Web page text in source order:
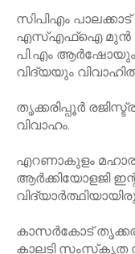
സിപിഎം പാലക്കാട്
എസ്എഫ്‌ഐ മുന്‍
പി.എം
വിദ്യയും
തൃക്കരിപ്പൂര്‍
വിവാഹം.
എറണാകുളം
ആര്‍ക്കിയോളജി
കാസര്‍കോട്
കാലടി സംസ്‌കൃത